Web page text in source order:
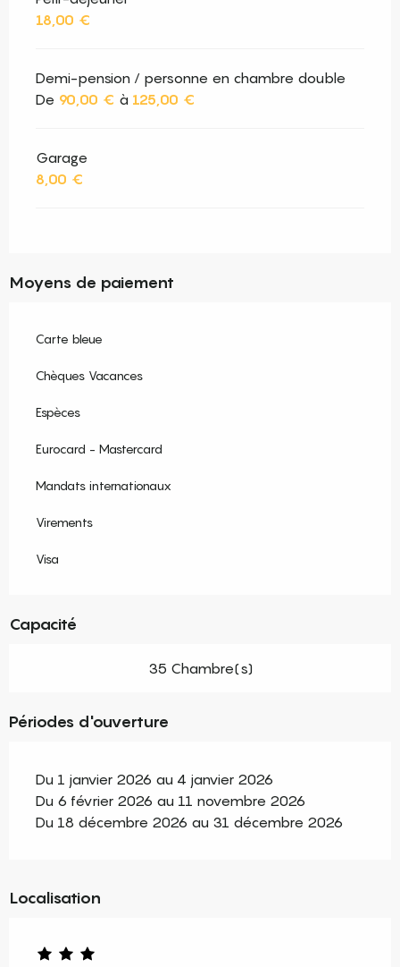
18,00 €
Demi-pension / personne en chambre double
De 90,00 € à 125,00 €
Garage
8,00 €
Moyens de paiement
Carte bleue
Chèques Vacances
Espèces
Eurocard - Mastercard
Mandats internationaux
Virements
Visa
Capacité
35 Chambre(s)
Périodes d'ouverture
Du 1 janvier 2026 au 4 janvier 2026
Du 6 février 2026 au 11 novembre 2026
Du 18 décembre 2026 au 31 décembre 2026
Localisation